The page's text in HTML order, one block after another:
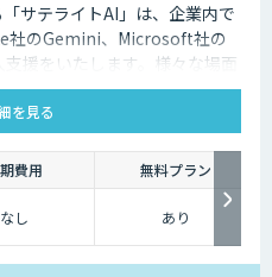
サテライトAI」は、企業内で
社のGemini、Microsoft社の
援をいたします。様々な場面
善をサポートいたします。法
トオフィスにご相談くださ
を見る
費用
無料プラン
なし あり